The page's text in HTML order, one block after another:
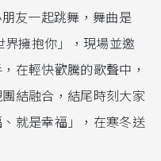
友一起跳舞，舞曲是
擁抱你」，現場並邀
在輕快歡騰的歌聲中，
結融合，結尾時刻大家
就是幸福」，在寒冬送